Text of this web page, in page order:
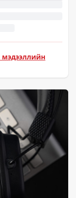
мэдээллийн